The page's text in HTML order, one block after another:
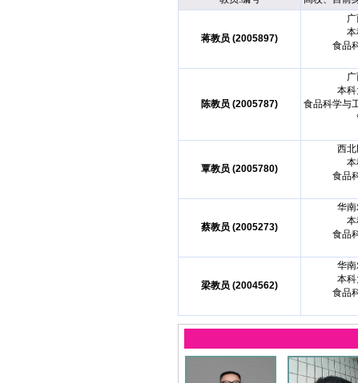
蒋教员 (2005897)
本
食品
陈教员 (2005787)
本
食品科学与
覃教员 (2005780)
西
本
食品
蔡教员 (2005273)
华
本
食品
梁教员 (2004562)
华
本
食品